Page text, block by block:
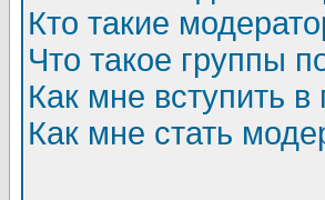
Кто такие
Что такое группы
Как мне вступить в
Как мне стать